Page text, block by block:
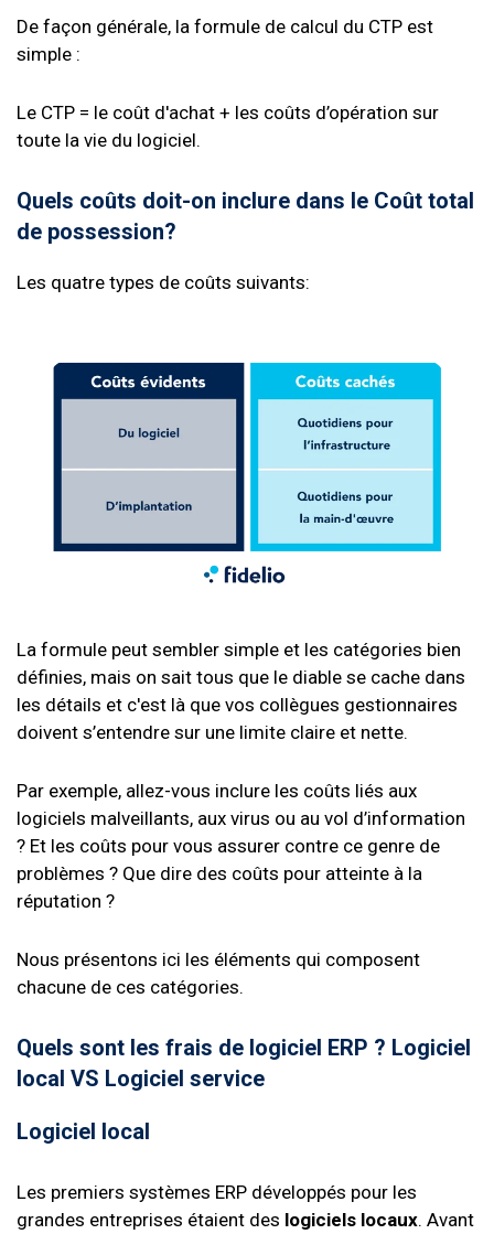
De façon générale, la formule de calcul du CTP est
simple :
Le CTP = le coût d'achat + les coûts d’opération sur
toute la vie du logiciel.
Quels coûts doit-on inclure dans le Coût total
de possession?
Les quatre types de coûts suivants:
La formule peut sembler simple et les catégories bien
définies, mais on sait tous que le diable se cache dans
les détails et c'est là que vos collègues gestionnaires
doivent s’entendre sur une limite claire et nette.
Par exemple, allez-vous inclure les coûts liés aux
logiciels malveillants, aux virus ou au vol d’information
? Et les coûts pour vous assurer contre ce genre de
problèmes ? Que dire des coûts pour atteinte à la
réputation ?
Nous présentons ici les éléments qui composent
chacune de ces catégories.
Quels sont les frais de logiciel ERP ? Logiciel
local VS Logiciel service
Logiciel local
Les premiers systèmes ERP développés pour les
grandes entreprises étaient des logiciels locaux. Avant